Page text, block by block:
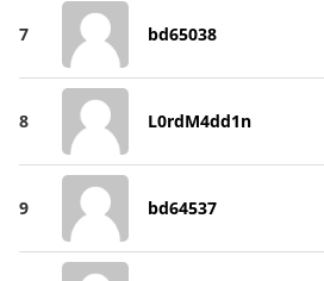
7 bd65038
8 L0rdM4dd1n
9 bd64537